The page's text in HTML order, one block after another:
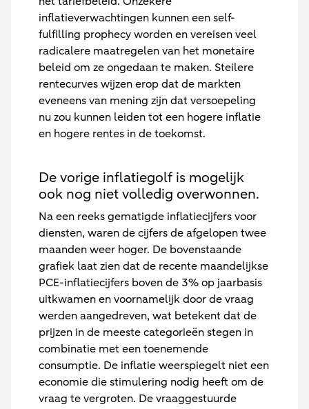
inflatieverwachtingen kunnen een self-
fulfilling prophecy worden en vereisen veel
radicalere maatregelen van het monetaire
beleid om ze ongedaan te maken. Steilere
rentecurves wijzen erop dat de markten
eveneens van mening zijn dat versoepeling
nu zou kunnen leiden tot een hogere inflatie
en hogere rentes in de toekomst.
De vorige inflatiegolf is mogelijk
ook nog niet volledig overwonnen.
Na een reeks gematigde inflatiecijfers voor
diensten, waren de cijfers de afgelopen twee
maanden weer hoger. De bovenstaande
grafiek laat zien dat de recente maandelijkse
PCE-inflatiecijfers boven de 3% op jaarbasis
uitkwamen en voornamelijk door de vraag
werden aangedreven, wat betekent dat de
prijzen in de meeste categorieën stegen in
combinatie met een toenemende
consumptie. De inflatie weerspiegelt niet een
economie die stimulering nodig heeft om de
vraag te vergroten. De vraaggestuurde